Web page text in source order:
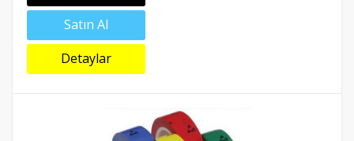
Satın Al
Detaylar